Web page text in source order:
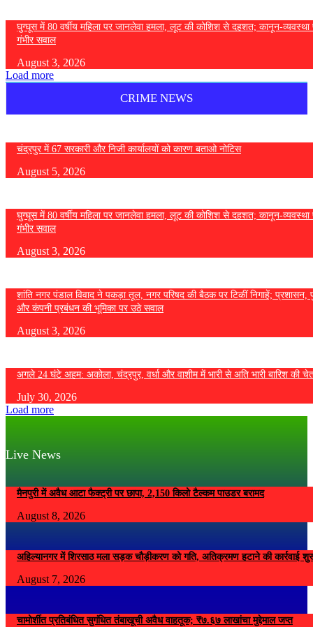
घुग्घूस में 80 वर्षीय महिला पर जानलेवा हमला, लूट की कोशिश से दहशत; कानून-व्यवस्था
गंभीर सवाल
August 3, 2026
Load more
CRIME NEWS
चंद्रपुर में 67 सरकारी और निजी कार्यालयों को कारण बताओ नोटिस
August 5, 2026
घुग्घूस में 80 वर्षीय महिला पर जानलेवा हमला, लूट की कोशिश से दहशत; कानून-व्यवस्था
गंभीर सवाल
August 3, 2026
शांति नगर पंडाल विवाद ने पकड़ा तूल, नगर परिषद की बैठक पर टिकीं निगाहें; प्रशासन,
और कंपनी प्रबंधन की भूमिका पर उठे सवाल
August 3, 2026
अगले 24 घंटे अहम: अकोला, चंद्रपुर, वर्धा और वाशीम में भारी से अति भारी बारिश की
July 30, 2026
Load more
Live News
मैनपुरी में अवैध आटा फैक्ट्री पर छापा, 2,150 किलो टैल्कम पाउडर बरामद
August 8, 2026
अहिल्यानगर में शिरसाठ मला सड़क चौड़ीकरण को गति, अतिक्रमण हटाने की कार्रवाई
August 7, 2026
चामोर्शीत प्रतिबंधित सुगंधित तंबाखूची अवैध वाहतूक; ₹७.६७ लाखांचा मुद्देमाल जप्त